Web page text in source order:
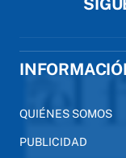
QUIÉNES SOMOS
PUBLICIDAD